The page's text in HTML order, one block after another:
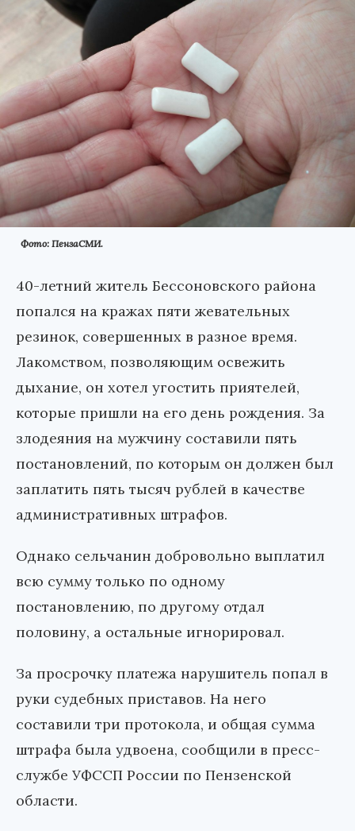
Фото: ПензаСМИ.
40-летний житель Бессоновского района
попался на кражах пяти жевательных
резинок, совершенных в разное время.
Лакомством, позволяющим освежить
дыхание, он хотел угостить приятелей,
которые пришли на его день рождения. За
злодеяния на мужчину составили пять
постановлений, по которым он должен был
заплатить пять тысяч рублей в качестве
административных штрафов.
Однако сельчанин добровольно выплатил
всю сумму только по одному
постановлению, по другому отдал
половину, а остальные игнорировал.
За просрочку платежа нарушитель попал в
руки судебных приставов. На него
составили три протокола, и общая сумма
штрафа была удвоена, сообщили в пресс-
службе УФССП России по Пензенской
области.